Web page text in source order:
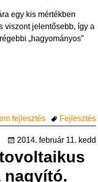
egy kis mértékben
viszont jelentősebb, így a
„hagyományos”
fejlesztés Fejlesztés
2014. február 11. kedd
nagyító.